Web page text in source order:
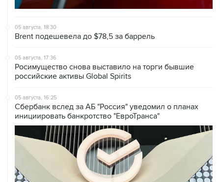
05 августа, 18:30
Brent подешевела до $78,5 за баррель
05 августа, 17:36
Росимущество снова выставило на торги бывшие
российские активы Global Spirits
05 августа, 16:25
Сбербанк вслед за АБ "Россия" уведомил о планах
инициировать банкротство "ЕвроТранса"